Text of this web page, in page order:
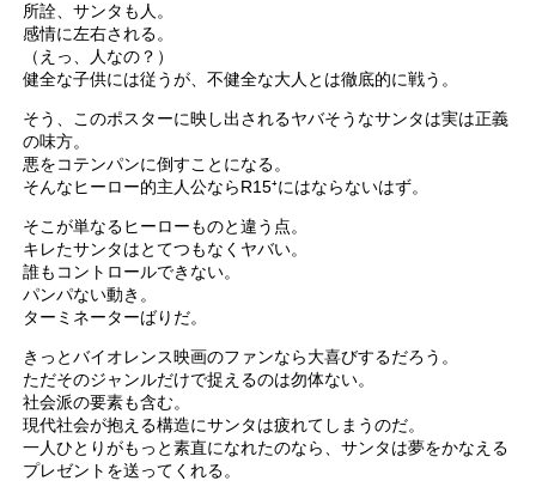
所詮、サンタも人。
感情に左右される。
（えっ、人なの？）
健全な子供には従うが、不健全な大人とは徹底的に戦う。
そう、このポスターに映し出されるヤバそうなサンタは実は正義
の味方。
悪をコテンパンに倒すことになる。
そんなヒーロー的主人公ならR15⁺にはならないはず。
そこが単なるヒーローものと違う点。
キレたサンタはとてつもなくヤバい。
誰もコントロールできない。
パンパない動き。
ターミネーターばりだ。
きっとバイオレンス映画のファンなら大喜びするだろう。
ただそのジャンルだけで捉えるのは勿体ない。
社会派の要素も含む。
現代社会が抱える構造にサンタは疲れてしまうのだ。
一人ひとりがもっと素直になれたのなら、サンタは夢をかなえる
プレゼントを送ってくれる。